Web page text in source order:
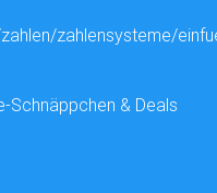
zahlensysteme/
Schnäppchen & Deals